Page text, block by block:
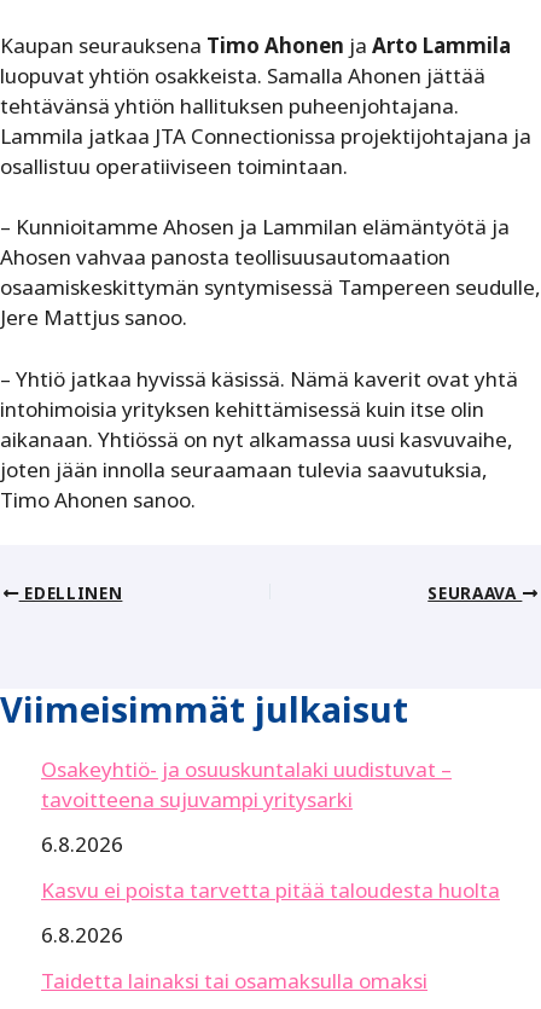
Kaupan seurauksena Timo Ahonen ja Arto Lammila
luopuvat yhtiön osakkeista. Samalla Ahonen jättää
tehtävänsä yhtiön hallituksen puheenjohtajana.
Lammila jatkaa JTA Connectionissa projektijohtajana ja
osallistuu operatiiviseen toimintaan.
– Kunnioitamme Ahosen ja Lammilan elämäntyötä ja
Ahosen vahvaa panosta teollisuusautomaation
osaamiskeskittymän syntymisessä Tampereen seudulle,
Jere Mattjus sanoo.
– Yhtiö jatkaa hyvissä käsissä. Nämä kaverit ovat yhtä
intohimoisia yrityksen kehittämisessä kuin itse olin
aikanaan. Yhtiössä on nyt alkamassa uusi kasvuvaihe,
joten jään innolla seuraamaan tulevia saavutuksia,
Timo Ahonen sanoo.
EDELLINEN SEURAAVA
Viimeisimmät julkaisut
Osakeyhtiö- ja osuuskuntalaki uudistuvat –
tavoitteena sujuvampi yritysarki
6.8.2026
Kasvu ei poista tarvetta pitää taloudesta huolta
6.8.2026
Taidetta lainaksi tai osamaksulla omaksi